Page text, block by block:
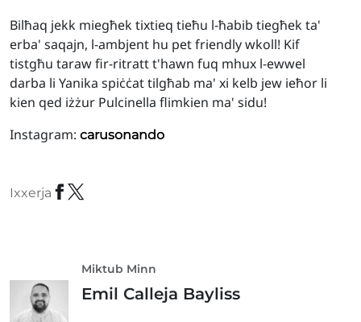
Bilħaq jekk miegħek tixtieq tieħu l-ħabib tiegħek ta'
erba' saqajn, l-ambjent hu pet friendly wkoll! Kif
tistgħu taraw fir-ritratt t'hawn fuq mhux l-ewwel
darba li Yanika spiċċat tilgħab ma' xi kelb jew ieħor li
kien qed iżżur Pulcinella flimkien ma' sidu!
Instagram: carusonando
Ixxerja
Miktub Minn
Emil Calleja Bayliss